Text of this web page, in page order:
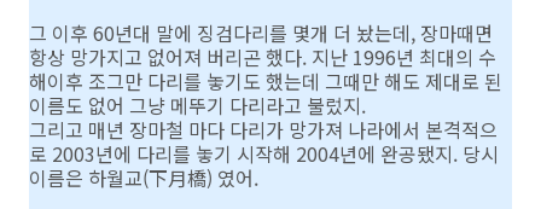
그 이후 60년대 말에 징검다리를 몇개 더 놨는데, 장마때면
항상 망가지고 없어져 버리곤 했다. 지난 1996년 최대의 수
해이후 조그만 다리를 놓기도 했는데 그때만 해도 제대로 된
이름도 없어 그냥 메뚜기 다리라고 불렀지.
그리고 매년 장마철 마다 다리가 망가져 나라에서 본격적으
로 2003년에 다리를 놓기 시작해 2004년에 완공됐지. 당시
이름은 하월교(下月橋) 였어.